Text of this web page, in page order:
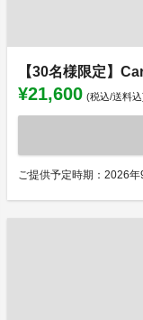
【30名様限定】
¥21,600 (税込/送料込
ご提供予定時期：2026年